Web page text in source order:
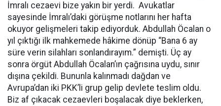
İmralı cezaevi bize yakın bir yerdi. Avukatlar
sayesinde İmralı’daki görüşme notlarını her hafta
okuyor gelişmeleri takip ediyorduk. Abdullah Öcalan o
yıl çıktığı ilk mahkemede hâkime dönüp “Bana 6 ay
süre verin silahları sonlandırayım.” demişti. Üç ay
sonra örgüt Abdullah Öcalan’ın çağrısına uydu, sınır
dışına çekildi. Bununla kalınmadı dağdan ve
Avrupa’dan iki PKK’li grup gelip devlete teslim oldu.
Biz af çıkacak cezaevleri boşalacak diye beklerken,